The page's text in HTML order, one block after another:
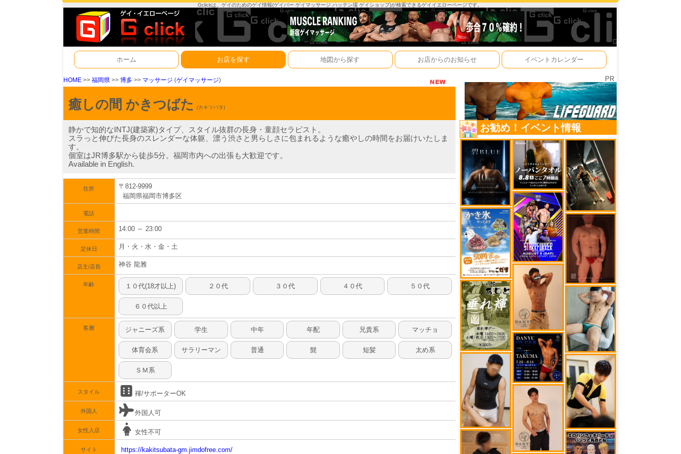
Gclickは、ゲイのためのゲイ情報(ゲイバー ゲイマッサージ ハッテン場 ゲイショップ)が検索できるゲイイエローページです。
ホーム お店を探す 地図から探す お店からのお知らせ イベントカレンダー
PR
HOME >> 福岡県 >> 博多 >> マッサージ (ゲイマッサージ)
癒しの間 かきつばた (カキツバタ)
静かで知的なINTJ(建築家)タイプ、スタイル抜群の長身・童顔セラピスト。
スラっと伸びた長身のスレンダーな体躯、漂う渋さと男らしさに包まれるような癒やしの時間をお届けいたしま
す。
個室はJR博多駅から徒歩5分。福岡市内への出張も大歓迎です。
Available in English.
住所
〒812-9999
福岡県福岡市博多区
電話
営業時間 14:00 ～ 23:00
定休日 月・火・水・金・土
店主/店長 神谷 龍雅
年齢 １０代(18才以上) ２０代 ３０代 ４０代 ５０代
６０代以上
客層 ジャニーズ系 学生 中年 年配 兄貴系 マッチョ
体育会系 サラリーマン 普通 髭 短髪 太め系
ＳＭ系
スタイル 褌/サポーターOK
外国人 外国人可
女性入店 女性不可
サイト https://kakitsubata-gm.jimdofree.com/
お勧め！イベント情報